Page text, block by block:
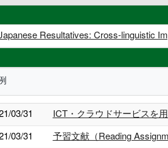
Resultatives: Cross-linguistic
03/31
ICT・クラウドサービスを
03/31
予習文献（Reading